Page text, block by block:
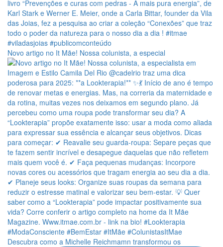
Novo artigo no It Mãe! Nossa colunista, a especial
Descubra como a Michelle Reichmamn transformou os